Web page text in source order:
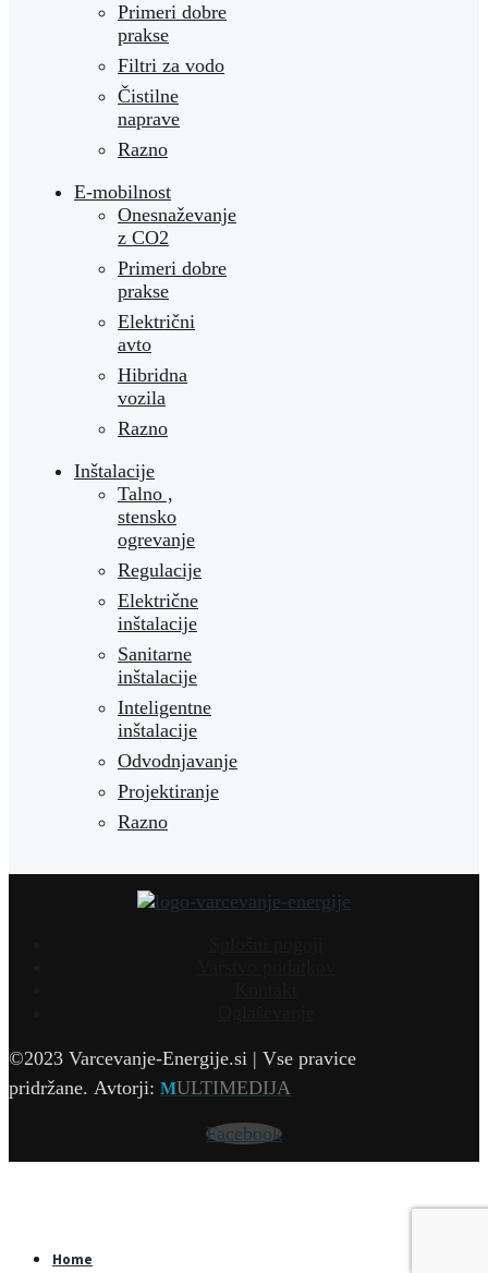
Primeri dobre
prakse
Filtri za vodo
Čistilne
naprave
Razno
E-mobilnost
Onesnaževanje
z CO2
Primeri dobre
prakse
Električni
avto
Hibridna
vozila
Razno
Inštalacije
Talno ,
stensko
ogrevanje
Regulacije
Električne
inštalacije
Sanitarne
inštalacije
Inteligentne
inštalacije
Odvodnjavanje
Projektiranje
Razno
©2023 Varcevanje-Energije.si | Vse pravice
pridržane. Avtorji: MULTIMEDIJA
Facebook
Home